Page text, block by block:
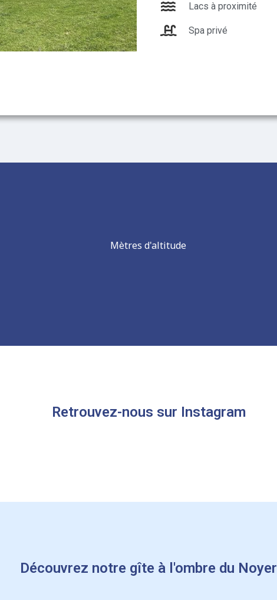
Lacs à proximité
Spa privé
Mètres d'altitude
Retrouvez-nous sur Instagram
Découvrez notre gîte à l'ombre du Noyer